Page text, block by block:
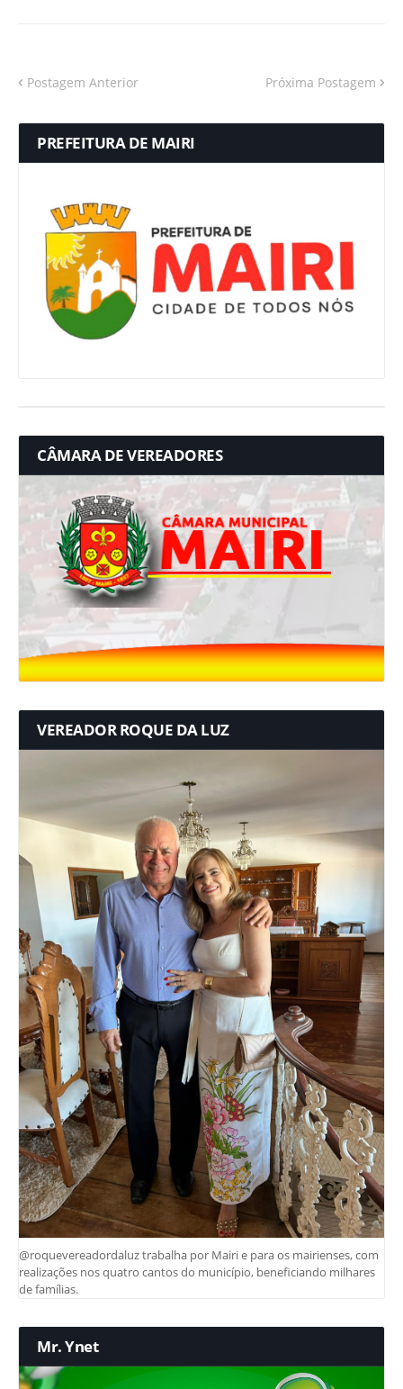
Postagem Anterior Próxima Postagem
PREFEITURA DE MAIRI
CÂMARA DE VEREADORES
VEREADOR ROQUE DA LUZ
@roquevereadordaluz trabalha por Mairi e para os mairienses, com
realizações nos quatro cantos do município, beneficiando milhares
de famílias.
Mr. Ynet